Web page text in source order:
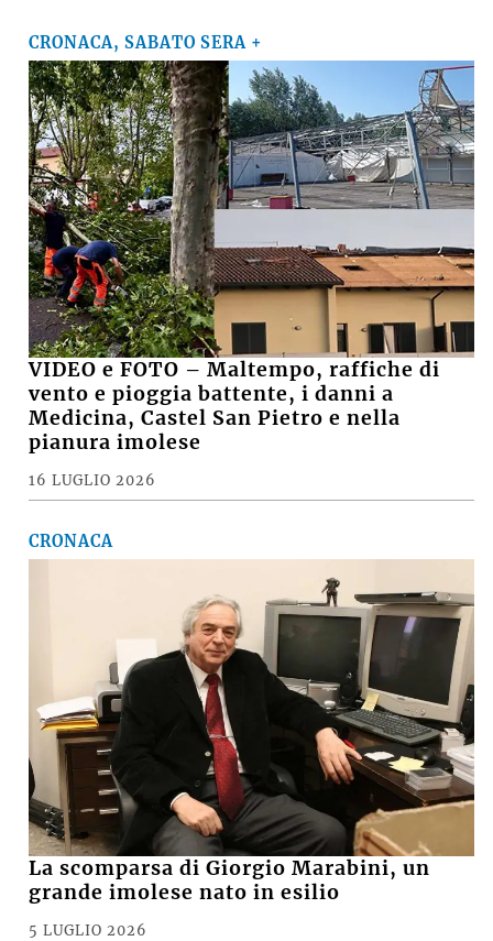
CRONACA, SABATO SERA +
VIDEO e FOTO – Maltempo, raffiche di
vento e pioggia battente, i danni a
Medicina, Castel San Pietro e nella
pianura imolese
16 LUGLIO 2026
CRONACA
La scomparsa di Giorgio Marabini, un
grande imolese nato in esilio
5 LUGLIO 2026